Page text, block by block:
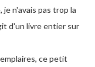
n'avais pas trop la
d'un livre entier sur
ce petit